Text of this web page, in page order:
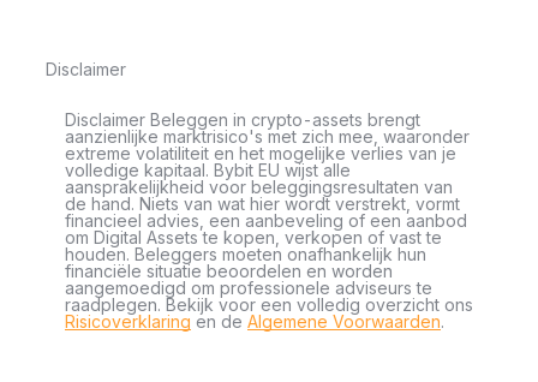
Disclaimer
Disclaimer Beleggen in crypto-assets brengt
aanzienlijke marktrisico's met zich mee, waaronder
extreme volatiliteit en het mogelijke verlies van je
volledige kapitaal. Bybit EU wijst alle
aansprakelijkheid voor beleggingsresultaten van
de hand. Niets van wat hier wordt verstrekt, vormt
financieel advies, een aanbeveling of een aanbod
om Digital Assets te kopen, verkopen of vast te
houden. Beleggers moeten onafhankelijk hun
financiële situatie beoordelen en worden
aangemoedigd om professionele adviseurs te
raadplegen. Bekijk voor een volledig overzicht ons
Risicoverklaring en de Algemene Voorwaarden.